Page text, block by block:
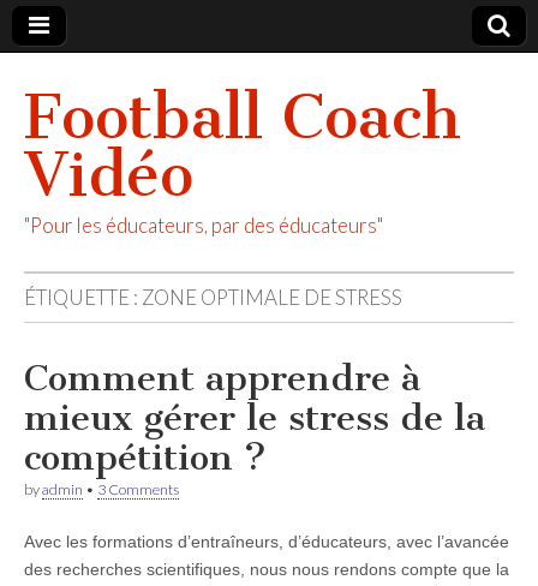
Football Coach
Vidéo
"Pour les éducateurs, par des éducateurs"
ÉTIQUETTE : ZONE OPTIMALE DE STRESS
Comment apprendre à
mieux gérer le stress de la
compétition ?
byadmin • 3 Comments
Avec les formations d’entraîneurs, d’éducateurs, avec l’avancée
des recherches scientifiques, nous nous rendons compte que la